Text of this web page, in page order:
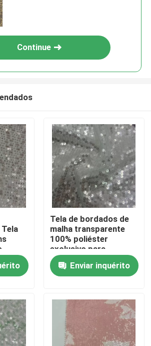
Continue
para
Tela de bordados de
malha transparente
100% poliéster
exclusivo para
mulheres vestidos de
festa Enviar inquérito